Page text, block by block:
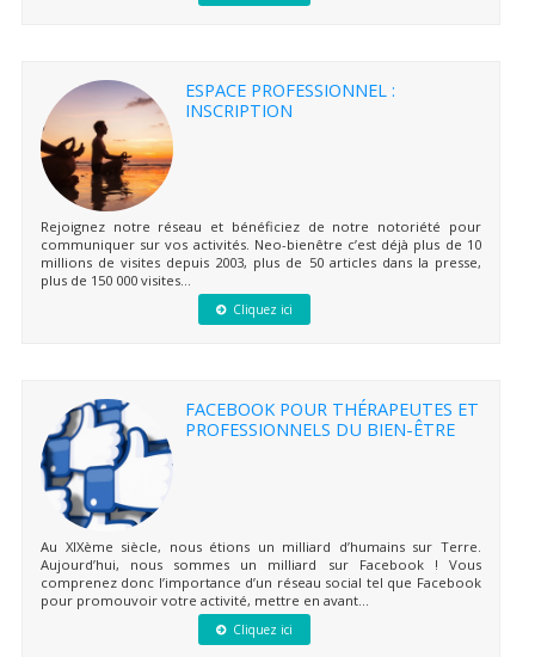
ESPACE PROFESSIONNEL :
INSCRIPTION
Rejoignez notre réseau et bénéficiez de notre notoriété pour
communiquer sur vos activités. Neo-bienêtre c’est déjà plus de 10
millions de visites depuis 2003, plus de 50 articles dans la presse,
plus de 150 000 visites...
Cliquez ici
FACEBOOK POUR THÉRAPEUTES ET
PROFESSIONNELS DU BIEN-ÊTRE
Au XIXème siècle, nous étions un milliard d’humains sur Terre.
Aujourd’hui, nous sommes un milliard sur Facebook ! Vous
comprenez donc l’importance d’un réseau social tel que Facebook
pour promouvoir votre activité, mettre en avant...
Cliquez ici